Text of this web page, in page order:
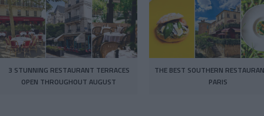
3 STUNNING RESTAURANT TERRACES
OPEN THROUGHOUT AUGUST
THE BEST SOUTHERN
PARIS